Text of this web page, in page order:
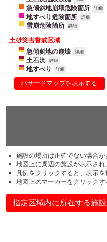
急傾斜地崩壊危険箇所 詳細
地すべり危険箇所 詳細
雪崩危険箇所 詳細
土砂災害警戒区域
急傾斜地の崩壊
詳細
土石流 詳細
地すべり 詳細
ハザードマップを表示する
施設の場所は正確でない場合が
地図上に周辺の施設が表示され
凡例をクリックすると、表示
地図上のマーカーをクリック
指定区域内に所在する施